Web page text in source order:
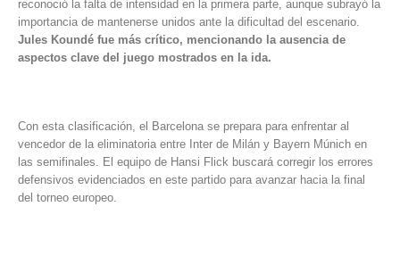
reconoció la falta de intensidad en la primera parte, aunque subrayó la
importancia de mantenerse unidos ante la dificultad del escenario.
Jules Koundé fue más crítico, mencionando la ausencia de
aspectos clave del juego mostrados en la ida. ​
Con esta clasificación, el Barcelona se prepara para enfrentar al
vencedor de la eliminatoria entre Inter de Milán y Bayern Múnich en
las semifinales. El equipo de Hansi Flick buscará corregir los errores
defensivos evidenciados en este partido para avanzar hacia la final
del torneo europeo.​